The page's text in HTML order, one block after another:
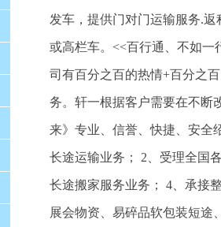
发车，提供门对门运输服务.返
或高栏车。<<百行通、不如一
司有百分之百的热情+百分之
务。轩一根据客户需要在不断
来》专业、信誉、快捷、安全
长途运输业务； 2、受理全国
长途搬家服务业务； 4、承接
展会物资、易碎品软包装短途